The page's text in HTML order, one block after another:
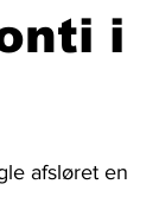
i
afsløret en